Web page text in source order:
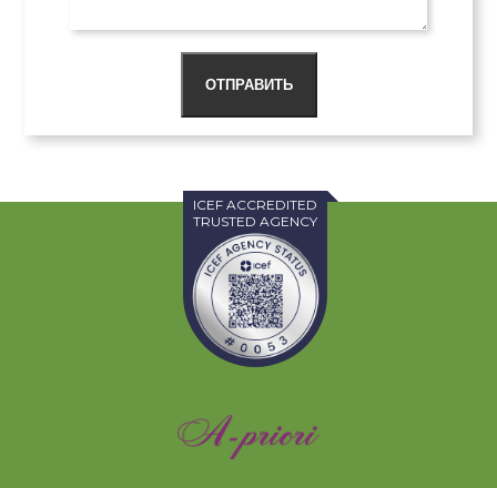
ОТПРАВИТЬ
ICEF ACCREDITED
TRUSTED AGENCY